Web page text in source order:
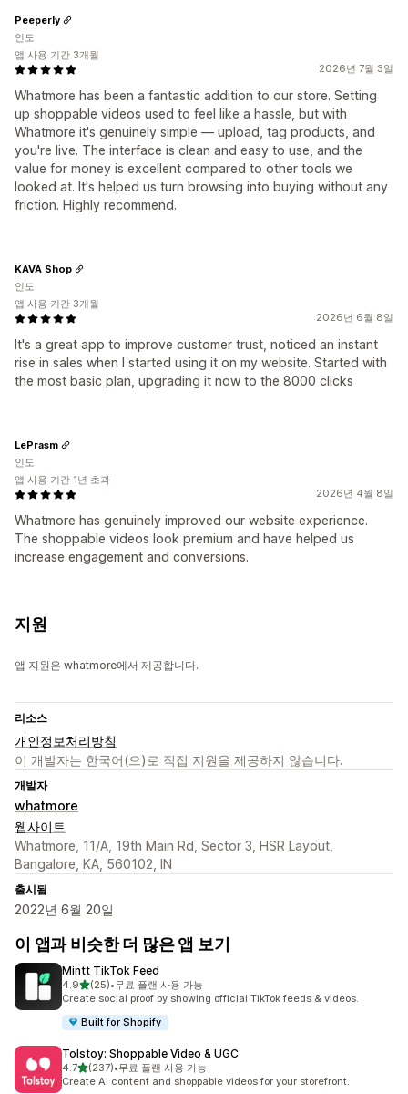
2026년 7월 3일
Whatmore has been a fantastic addition to our store. Setting
up shoppable videos used to feel like a hassle, but with
Whatmore it's genuinely simple — upload, tag products, and
you're live. The interface is clean and easy to use, and the
value for money is excellent compared to other tools we
looked at. It's helped us turn browsing into buying without any
friction. Highly recommend.
Peeperly
인도
앱 사용 기간 3개월
2026년 6월 8일
It's a great app to improve customer trust, noticed an instant
rise in sales when I started using it on my website. Started with
the most basic plan, upgrading it now to the 8000 clicks
KAVA Shop
인도
앱 사용 기간 3개월
2026년 4월 8일
Whatmore has genuinely improved our website experience.
The shoppable videos look premium and have helped us
increase engagement and conversions.
LePrasm
인도
앱 사용 기간 1년 초과
지원
앱 지원은 whatmore에서 제공합니다.
리소스
개인정보처리방침
이 개발자는 한국어(으)로 직접 지원을 제공하지 않습니다.
개발자
whatmore
웹사이트
Whatmore, 11/A, 19th Main Rd, Sector 3, HSR Layout,
Bangalore, KA, 560102, IN
출시됨
2022년 6월 20일
이 앱과 비슷한 더 많은 앱 보기
Mintt TikTok Feed
4.9별 5개 중
(25)
총 리뷰 25개
•무료 플랜 사용 가능
Create social proof by showing official TikTok feeds & videos.
Built for Shopify
Tolstoy: Shoppable Video & UGC
4.7별 5개 중
(237)
총 리뷰 237개
•무료 플랜 사용 가능
Create AI content and shoppable videos for your storefront.